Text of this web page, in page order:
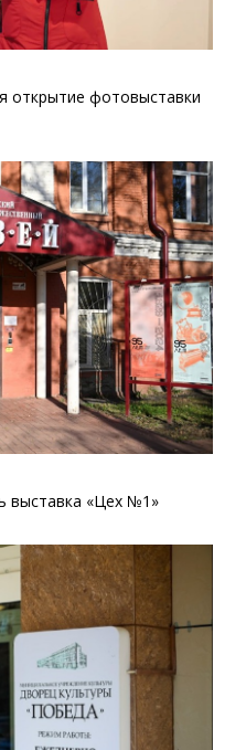
открытие фотовыставки
выставка «Цех №1»